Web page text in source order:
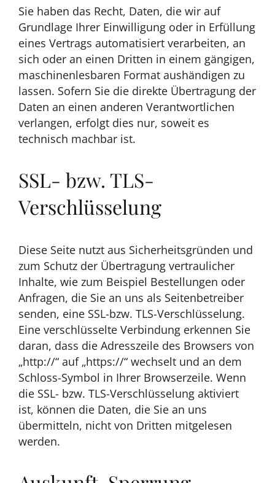
Sie haben das Recht, Daten, die wir auf
Grundlage Ihrer Einwilligung oder in Erfüllung
eines Vertrags automatisiert verarbeiten, an
sich oder an einen Dritten in einem gängigen,
maschinenlesbaren Format aushändigen zu
lassen. Sofern Sie die direkte Übertragung der
Daten an einen anderen Verantwortlichen
verlangen, erfolgt dies nur, soweit es
technisch machbar ist.
SSL- bzw. TLS-
Verschlüsselung
Diese Seite nutzt aus Sicherheitsgründen und
zum Schutz der Übertragung vertraulicher
Inhalte, wie zum Beispiel Bestellungen oder
Anfragen, die Sie an uns als Seitenbetreiber
senden, eine SSL-bzw. TLS-Verschlüsselung.
Eine verschlüsselte Verbindung erkennen Sie
daran, dass die Adresszeile des Browsers von
„http://“ auf „https://“ wechselt und an dem
Schloss-Symbol in Ihrer Browserzeile. Wenn
die SSL- bzw. TLS-Verschlüsselung aktiviert
ist, können die Daten, die Sie an uns
übermitteln, nicht von Dritten mitgelesen
werden.